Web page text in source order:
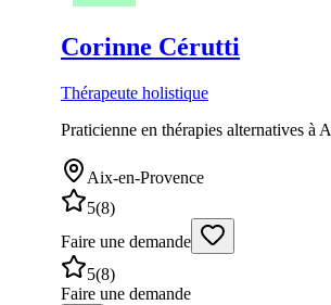
Corinne Cérutti
Thérapeute holistique
Praticienne en thérapies alternatives à
Aix-en-Provence
5(8)
Faire une demande
5(8)
Faire une demande